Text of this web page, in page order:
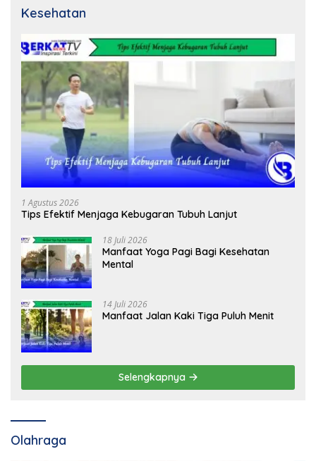
Kesehatan
1 Agustus 2026
Tips Efektif Menjaga Kebugaran Tubuh Lanjut
18 Juli 2026
Manfaat Yoga Pagi Bagi Kesehatan
Mental
14 Juli 2026
Manfaat Jalan Kaki Tiga Puluh Menit
Selengkapnya
Olahraga